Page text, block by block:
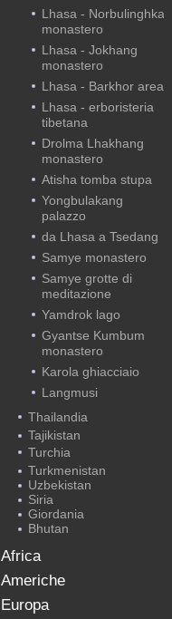
Lhasa - Norbulinghka
monastero
Lhasa - Jokhang
monastero
Lhasa - Barkhor area
Lhasa - erboristeria
tibetana
Drolma Lhakhang
monastero
Atisha tomba stupa
Yongbulakang
palazzo
da Lhasa a Tsedang
Samye monastero
Samye grotte di
meditazione
Yamdrok lago
Gyantse Kumbum
monastero
Karola ghiacciaio
Langmusi
Thailandia
Tajikistan
Turchia
Turkmenistan
Uzbekistan
Siria
Giordania
Bhutan
Africa
Americhe
Europa